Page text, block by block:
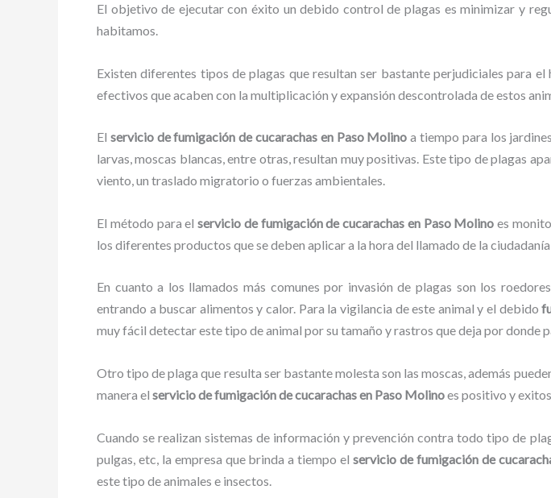
El objetivo de ejecutar con éxito un debido control de plagas es minimizar y
habitamos.
Existen diferentes tipos de plagas que resultan ser bastante perjudiciales para
efectivos que acaben con la multiplicación y expansión descontrolada de estos
El servicio de fumigación de cucarachas en Paso Molino a tiempo para los
larvas, moscas blancas, entre otras, resultan muy positivas. Este tipo de plagas
viento, un traslado migratorio o fuerzas ambientales.
El método para el servicio de fumigación de cucarachas en Paso Molino es
los diferentes productos que se deben aplicar a la hora del llamado de la
En cuanto a los llamados más comunes por invasión de plagas son los
entrando a buscar alimentos y calor. Para la vigilancia de este animal y el debido
muy fácil detectar este tipo de animal por su tamaño y rastros que deja por
Otro tipo de plaga que resulta ser bastante molesta son las moscas, además
manera el servicio de fumigación de cucarachasen Paso Molinoes positivo y
Cuando se realizan sistemas de información y prevención contra todo tipo de
pulgas, etc, la empresa que brinda a tiempo el servicio de fumigación de
este tipo de animales e insectos.